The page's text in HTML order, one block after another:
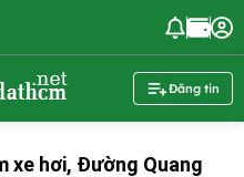
Đăng tin
xe hơi, Đường Quang